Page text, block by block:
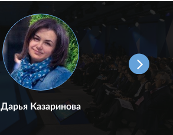
Дарья Казаринова